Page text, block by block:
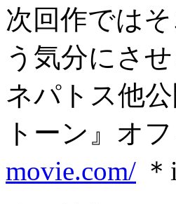
次回作では
う気分にさ
ネパトス他
トーン』オ
movie.com/